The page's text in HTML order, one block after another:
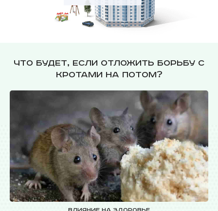
Что будет, если отложить борьбу с
кротами на потом?